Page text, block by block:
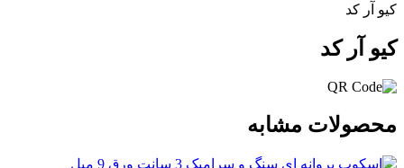
کیو آر کد
کیو آر کد
محصولات مشابه